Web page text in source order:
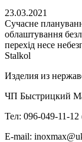
23.03.2021
Сучасне
облаштування
перехід несе
Stalkol
Изделия из
ЧП Быстрицкий
Тел: 096-049-11-
E-mail: